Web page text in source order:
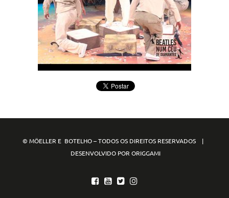
© MÖELLER E BOTELHO – TODOS OS DIREITOS RESERVADOS |
DESENVOLVIDO POR ORIGGAMI